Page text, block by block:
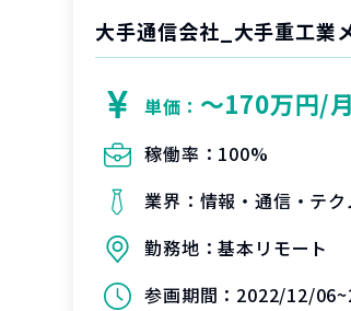
単価： 〜170万円/月
稼働率： 100%
業界： 情報・通信・テク
勤務地：基本リモート
参画期間： 2022/12/